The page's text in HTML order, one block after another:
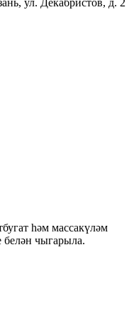
һәм массакүләм
чыгарыла.